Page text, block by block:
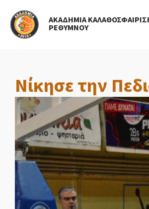
Skip
to
main
ΑΚΑΔΗΜΙΑ
ΡΕΘΥΜΝΟΥ
Νίκησε την